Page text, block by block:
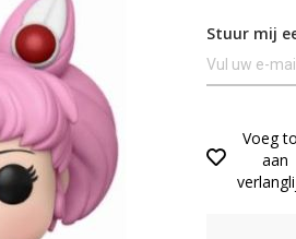
Stuur mij
Voeg
aan